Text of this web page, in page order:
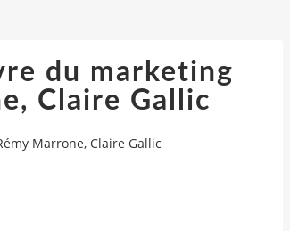
du marketing
Claire Gallic
Marrone, Claire Gallic